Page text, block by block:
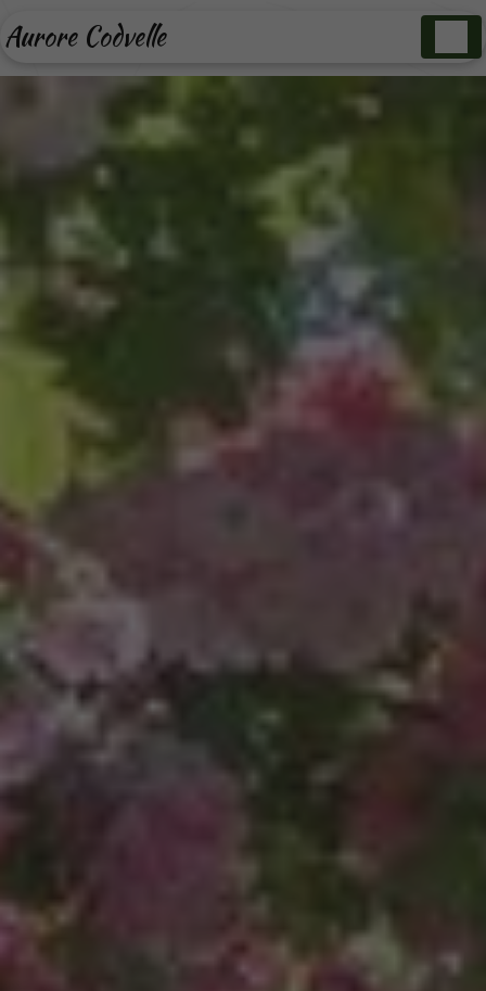
Aurore Codvelle